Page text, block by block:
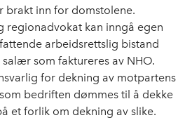
brakt inn for domstolene.
regionadvokat kan inngå egen
arbeidsrettslig bistand
som faktureres av NHO.
for dekning av motpartens
bedriften dømmes til å dekke
et forlik om dekning av slike.